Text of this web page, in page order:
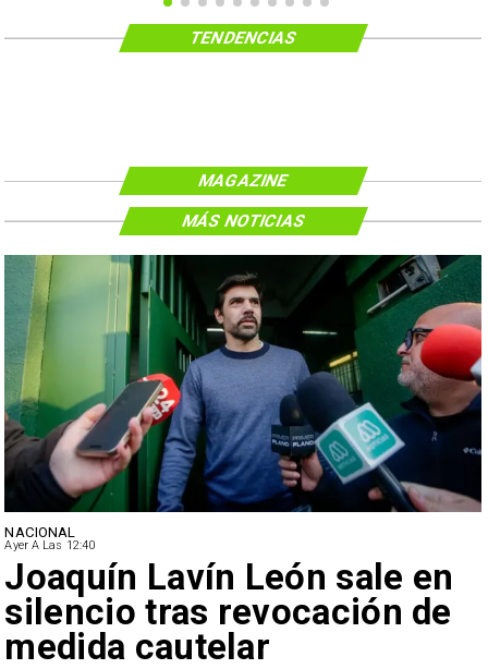
TENDENCIAS
MAGAZINE
NACIONAL
Ayer A Las 12:40
Joaquín Lavín León sale en
silencio tras revocación de
medida cautelar
MÁS NOTICIAS